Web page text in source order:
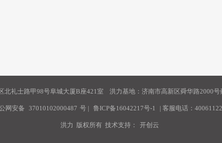
北礼士路甲98号阜城大厦B座421室 洪力基地：济南市高新区舜华路2000号
网安备 37010102000487 号 | 鲁ICP备16042217号-1 | 客服电话：
洪力 版权所有 技术支持： 开创云